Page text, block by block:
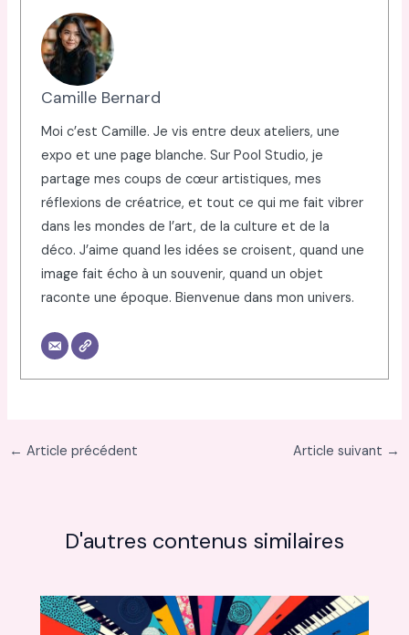
Camille Bernard
Moi c’est Camille. Je vis entre deux ateliers, une
expo et une page blanche. Sur Pool Studio, je
partage mes coups de cœur artistiques, mes
réflexions de créatrice, et tout ce qui me fait vibrer
dans les mondes de l’art, de la culture et de la
déco. J’aime quand les idées se croisent, quand une
image fait écho à un souvenir, quand un objet
raconte une époque. Bienvenue dans mon univers.
← Article précédent Article suivant →
D'autres contenus similaires